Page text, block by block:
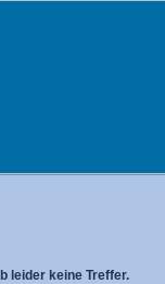
leider keine Treffer.